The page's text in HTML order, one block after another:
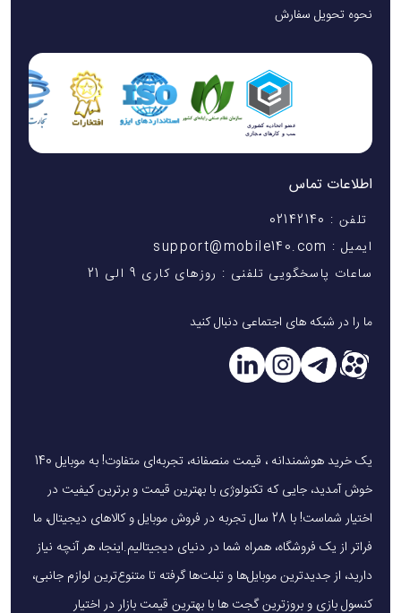
نحوه تحویل سفارش
اطلاعات تماس
تلفن : 02142140
ایمیل : support@mobile140.com
ساعات پاسخگویی تلفنی : روزهای کاری 9 الی 21
ما را در شبکه های اجتماعی دنبال کنید
یک خرید هوشمندانه ، قیمت منصفانه، تجربه‌ای متفاوت! به موبایل 140
خوش آمدید، جایی که تکنولوژی با بهترین قیمت و برترین کیفیت در
اختیار شماست! با 28 سال تجربه در فروش موبایل و کالاهای دیجیتال، ما
فراتر از یک فروشگاه، همراه شما در دنیای دیجیتالیم.اینجا، هر آنچه نیاز
دارید، از جدیدترین موبایل‌ها و تبلت‌ها گرفته تا متنوع‌ترین لوازم جانبی،
کنسول بازی و بروزترین گجت ها با بهترین قیمت بازار در اختیار